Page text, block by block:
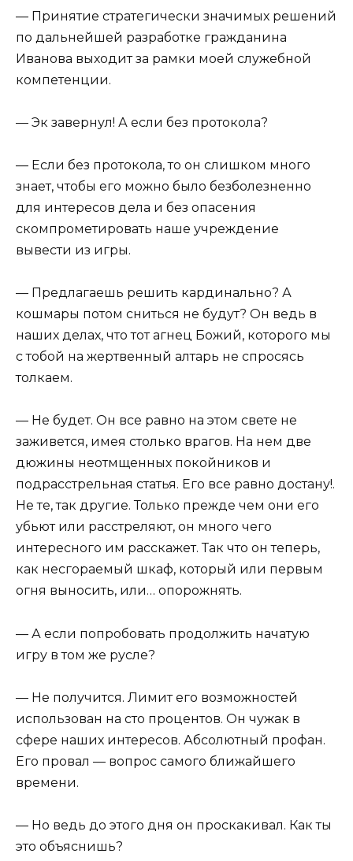
— Принятие стратегически значимых решений
по дальнейшей разработке гражданина
Иванова выходит за рамки моей служебной
компетенции.
— Эк завернул! А если без протокола?
— Если без протокола, то он слишком много
знает, чтобы его можно было безболезненно
для интересов дела и без опасения
скомпрометировать наше учреждение
вывести из игры.
— Предлагаешь решить кардинально? А
кошмары потом сниться не будут? Он ведь в
наших делах, что тот агнец Божий, которого мы
с тобой на жертвенный алтарь не спросясь
толкаем.
— Не будет. Он все равно на этом свете не
заживется, имея столько врагов. На нем две
дюжины неотмщенных покойников и
подрасстрельная статья. Его все равно достану!.
Не те, так другие. Только прежде чем они его
убьют или расстреляют, он много чего
интересного им расскажет. Так что он теперь,
как несгораемый шкаф, который или первым
огня выносить, или… опорожнять.
— А если попробовать продолжить начатую
игру в том же русле?
— Не получится. Лимит его возможностей
использован на сто процентов. Он чужак в
сфере наших интересов. Абсолютный профан.
Его провал — вопрос самого ближайшего
времени.
— Но ведь до этого дня он проскакивал. Как ты
это объяснишь?